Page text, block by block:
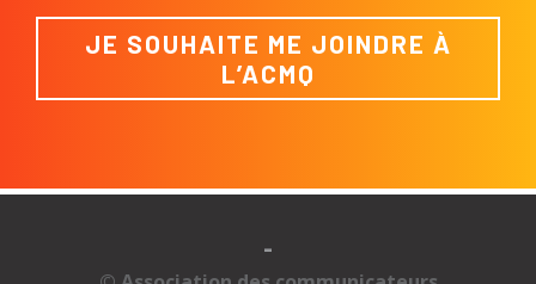
JE SOUHAITE ME JOINDRE À
L’ACMQ
-